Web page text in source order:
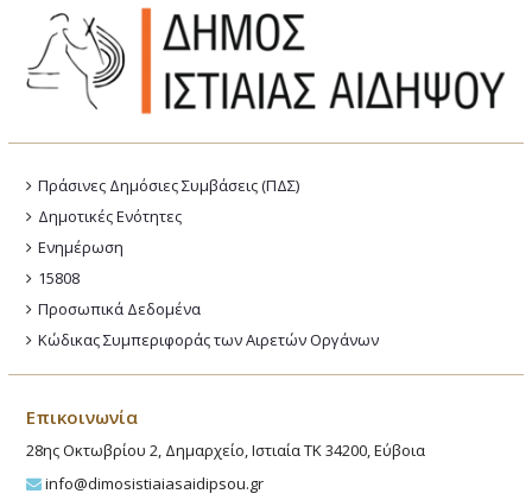
Πράσινες Δημόσιες Συμβάσεις (ΠΔΣ)
Δημοτικές Ενότητες
Ενημέρωση
15808
Προσωπικά Δεδομένα
Κώδικας Συμπεριφοράς των Αιρετών Οργάνων
Επικοινωνία
28ης Οκτωβρίου 2, Δημαρχείο, Ιστιαία ΤΚ 34200, Εύβοια
info@dimosistiaiasaidipsou.gr